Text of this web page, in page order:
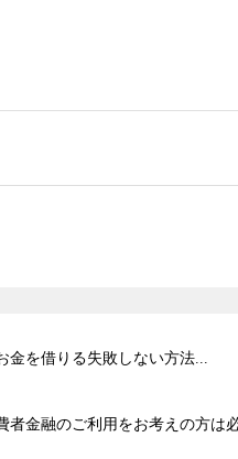
金を借りる失敗しない方法...
金融のご利用をお考えの方は